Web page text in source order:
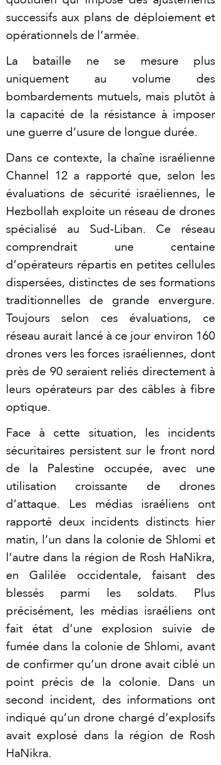
successifs aux plans de déploiement et
opérationnels de l’armée.
La bataille ne se mesure plus
uniquement au volume des
bombardements mutuels, mais plutôt à
la capacité de la résistance à imposer
une guerre d’usure de longue durée.
Dans ce contexte, la chaîne israélienne
Channel 12 a rapporté que, selon les
évaluations de sécurité israéliennes, le
Hezbollah exploite un réseau de drones
spécialisé au Sud-Liban. Ce réseau
comprendrait une centaine
d’opérateurs répartis en petites cellules
dispersées, distinctes de ses formations
traditionnelles de grande envergure.
Toujours selon ces évaluations, ce
réseau aurait lancé à ce jour environ 160
drones vers les forces israéliennes, dont
près de 90 seraient reliés directement à
leurs opérateurs par des câbles à fibre
optique.
Face à cette situation, les incidents
sécuritaires persistent sur le front nord
de la Palestine occupée, avec une
utilisation croissante de drones
d’attaque. Les médias israéliens ont
rapporté deux incidents distincts hier
matin, l’un dans la colonie de Shlomi et
l’autre dans la région de Rosh HaNikra,
en Galilée occidentale, faisant des
blessés parmi les soldats. Plus
précisément, les médias israéliens ont
fait état d’une explosion suivie de
fumée dans la colonie de Shlomi, avant
de confirmer qu’un drone avait ciblé un
point précis de la colonie. Dans un
second incident, des informations ont
indiqué qu’un drone chargé d’explosifs
avait explosé dans la région de Rosh
HaNikra.